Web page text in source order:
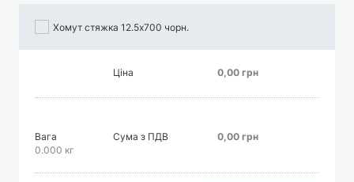
Хомут стяжка 12.5х700 чорн.
Ціна 0,00 грн
Вага
0.000 кг
Сума з ПДВ 0,00 грн